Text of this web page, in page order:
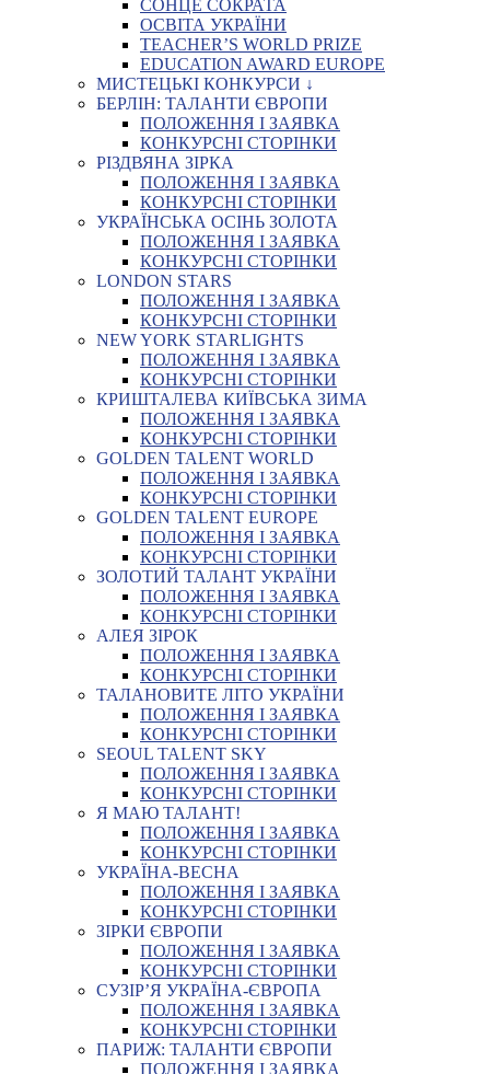
СОНЦЕ СОКРАТА
ОСВІТА УКРАЇНИ
TEACHER’S WORLD PRIZE
EDUCATION AWARD EUROPE
МИСТЕЦЬКІ КОНКУРСИ ↓
БЕРЛІН: ТАЛАНТИ ЄВРОПИ
ПОЛОЖЕННЯ І ЗАЯВКА
КОНКУРСНІ СТОРІНКИ
РІЗДВЯНА ЗІРКА
ПОЛОЖЕННЯ І ЗАЯВКА
КОНКУРСНІ СТОРІНКИ
УКРАЇНСЬКА ОСІНЬ ЗОЛОТА
ПОЛОЖЕННЯ І ЗАЯВКА
КОНКУРСНІ СТОРІНКИ
LONDON STARS
ПОЛОЖЕННЯ І ЗАЯВКА
КОНКУРСНІ СТОРІНКИ
NEW YORK STARLIGHTS
ПОЛОЖЕННЯ І ЗАЯВКА
КОНКУРСНІ СТОРІНКИ
КРИШТАЛЕВА КИЇВСЬКА ЗИМА
ПОЛОЖЕННЯ І ЗАЯВКА
КОНКУРСНІ СТОРІНКИ
GOLDEN TALENT WORLD
ПОЛОЖЕННЯ І ЗАЯВКА
КОНКУРСНІ СТОРІНКИ
GOLDEN TALENT EUROPE
ПОЛОЖЕННЯ І ЗАЯВКА
КОНКУРСНІ СТОРІНКИ
ЗОЛОТИЙ ТАЛАНТ УКРАЇНИ
ПОЛОЖЕННЯ І ЗАЯВКА
КОНКУРСНІ СТОРІНКИ
АЛЕЯ ЗІРОК
ПОЛОЖЕННЯ І ЗАЯВКА
КОНКУРСНІ СТОРІНКИ
ТАЛАНОВИТЕ ЛІТО УКРАЇНИ
ПОЛОЖЕННЯ І ЗАЯВКА
КОНКУРСНІ СТОРІНКИ
SEOUL TALENT SKY
ПОЛОЖЕННЯ І ЗАЯВКА
КОНКУРСНІ СТОРІНКИ
Я МАЮ ТАЛАНТ!
ПОЛОЖЕННЯ І ЗАЯВКА
КОНКУРСНІ СТОРІНКИ
УКРАЇНА-ВЕСНА
ПОЛОЖЕННЯ І ЗАЯВКА
КОНКУРСНІ СТОРІНКИ
ЗІРКИ ЄВРОПИ
ПОЛОЖЕННЯ І ЗАЯВКА
КОНКУРСНІ СТОРІНКИ
СУЗІР’Я УКРАЇНА-ЄВРОПА
ПОЛОЖЕННЯ І ЗАЯВКА
КОНКУРСНІ СТОРІНКИ
ПАРИЖ: ТАЛАНТИ ЄВРОПИ
ПОЛОЖЕННЯ І ЗАЯВКА